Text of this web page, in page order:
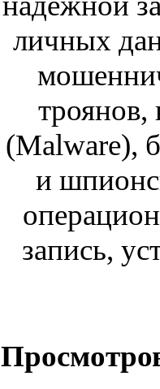
личных
троянов,
(Malware),
и
запись,